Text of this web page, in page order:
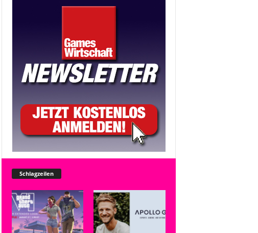
Schlagzeilen